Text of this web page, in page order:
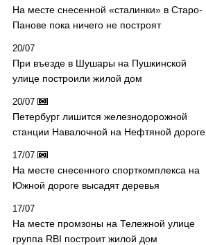
На месте снесенной «сталинки» в Старо-
Панове пока ничего не построят
20/07
При въезде в Шушары на Пушкинской
улице построили жилой дом
20/07
Петербург лишится железнодорожной
станции Навалочной на Нефтяной дороге
17/07
На месте снесенного спорткомплекса на
Южной дороге высадят деревья
17/07
На месте промзоны на Тележной улице
группа RBI построит жилой дом